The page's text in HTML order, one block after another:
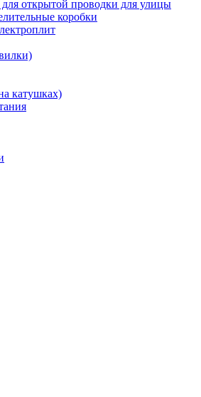
открытой проводки для улицы
коробки
катушках)